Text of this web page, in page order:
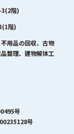
3(2階)
階)
用品の回収、古物
整理、建物解体工
号
号